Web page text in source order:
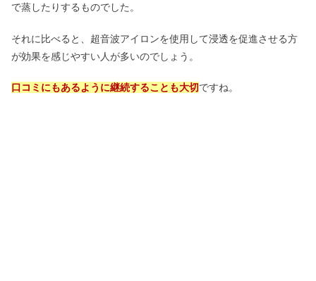
で蒸したりするものでした。
それに比べると、超音波アイロンを使用して浸透を促進させる方
が効果を感じやすい人が多いのでしょう。
口コミにもあるように継続することも大切ですね。